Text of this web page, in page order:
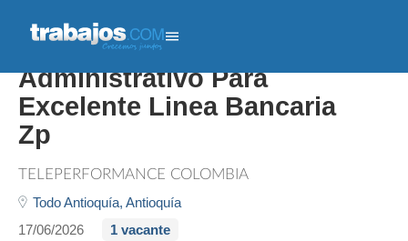
Técnico(a) Auxiliar
Administrativo Para
Excelente Linea Bancaria
Zp
TELEPERFORMANCE COLOMBIA
Todo Antioquía, Antioquía
17/06/2026
1 vacante